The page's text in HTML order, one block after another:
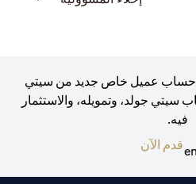
حساب عميل خاص جديد من سيتي
سيتي جولد، وتمويله، والاستثمار
فيه.
قدم الآن